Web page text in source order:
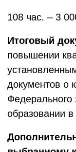
108 час. – 3
Итоговый
повышении
документов о
образовании